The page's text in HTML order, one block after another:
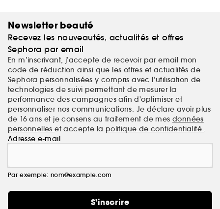
Newsletter beauté
Recevez les nouveautés, actualités et offres
Sephora par email
En m’inscrivant, j’accepte de recevoir par email mon
code de réduction ainsi que les offres et actualités de
Sephora personnalisées y compris avec l’utilisation de
technologies de suivi permettant de mesurer la
performance des campagnes afin d'optimiser et
personnaliser nos communications. Je déclare avoir plus
de 16 ans et je consens au traitement de mes données
personnelleset accepte la politique de confidentialité .
Adresse e-mail
Par exemple: nom@example.com
S'inscrire